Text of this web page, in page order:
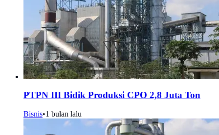
PTPN III Bidik Produksi CPO 2,8 Juta Ton
Bisnis•1 bulan lalu